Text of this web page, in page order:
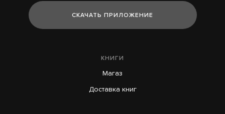
СКАЧАТЬ ПРИЛОЖЕНИЕ
КНИГИ
Магаз
Доставка книг